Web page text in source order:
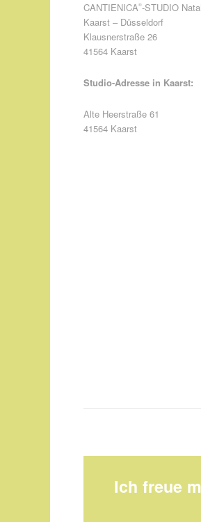
CANTIENICA®-STUDIO
Kaarst – Düsseldorf
Klausnerstraße 26
41564 Kaarst
Studio-Adresse in Kaarst:
Alte Heerstraße 61
41564 Kaarst
Ich freue